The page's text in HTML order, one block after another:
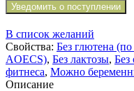
Уведомить о поступлении
В список желаний
Свойства: Без глютена (по
AOECS), Без лактозы, Без
фитнеса, Можно
Описание